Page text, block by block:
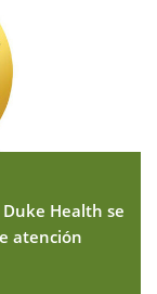
Health se
atención